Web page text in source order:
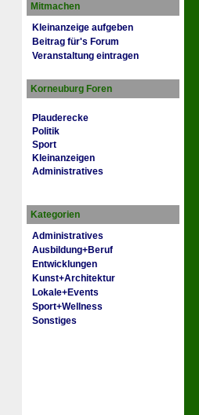
Mitmachen
Kleinanzeige aufgeben
Beitrag für's Forum
Veranstaltung eintragen
Korneuburg Foren
Plauderecke
Politik
Sport
Kleinanzeigen
Administratives
Kategorien
Administratives
Ausbildung+Beruf
Entwicklungen
Kunst+Architektur
Lokale+Events
Sport+Wellness
Sonstiges